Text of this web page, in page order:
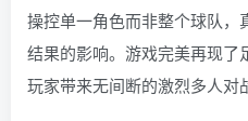
操控单一角色而非整个球队
结果的影响。游戏完美再现了
玩家带来无间断的激烈多人对